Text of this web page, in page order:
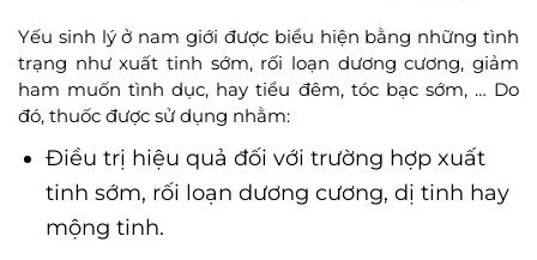
Yếu sinh lý ở nam giới được biểu hiện bằng những tình
trạng như xuất tinh sớm, rối loạn dương cương, giảm
ham muốn tình dục, hay tiểu đêm, tóc bạc sớm, … Do
đó, thuốc được sử dụng nhằm:
Điều trị hiệu quả đối với trường hợp xuất
tinh sớm, rối loạn dương cương, dị tinh hay
mộng tinh.